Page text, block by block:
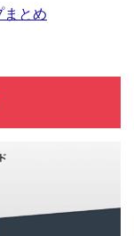
まとめ